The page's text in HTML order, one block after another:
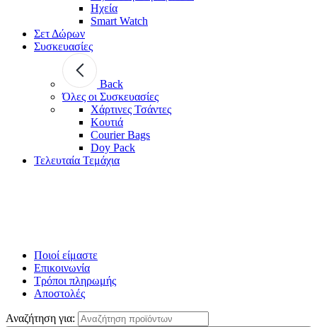
Ηχεία
Smart Watch
Σετ Δώρων
Συσκευασίες
Back
Όλες οι Συσκευασίες
Χάρτινες Τσάντες
Κουτιά
Courier Bags
Doy Pack
Τελευταία Τεμάχια
Ποιοί είμαστε
Επικοινωνία
Τρόποι πληρωμής
Αποστολές
Αναζήτηση για: